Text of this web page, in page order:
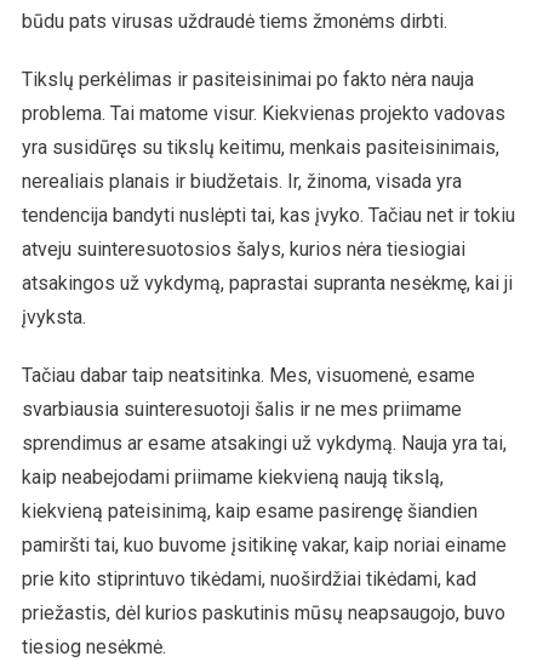
būdu pats virusas uždraudė tiems žmonėms dirbti.
Tikslų perkėlimas ir pasiteisinimai po fakto nėra nauja
problema. Tai matome visur. Kiekvienas projekto vadovas
yra susidūręs su tikslų keitimu, menkais pasiteisinimais,
nerealiais planais ir biudžetais. Ir, žinoma, visada yra
tendencija bandyti nuslėpti tai, kas įvyko. Tačiau net ir tokiu
atveju suinteresuotosios šalys, kurios nėra tiesiogiai
atsakingos už vykdymą, paprastai supranta nesėkmę, kai ji
įvyksta.
Tačiau dabar taip neatsitinka. Mes, visuomenė, esame
svarbiausia suinteresuotoji šalis ir ne mes priimame
sprendimus ar esame atsakingi už vykdymą. Nauja yra tai,
kaip neabejodami priimame kiekvieną naują tikslą,
kiekvieną pateisinimą, kaip esame pasirengę šiandien
pamiršti tai, kuo buvome įsitikinę vakar, kaip noriai einame
prie kito stiprintuvo tikėdami, nuoširdžiai tikėdami, kad
priežastis, dėl kurios paskutinis mūsų neapsaugojo, buvo
tiesiog nesėkmė.